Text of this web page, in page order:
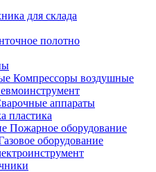
для склада
полотно
Компрессоры воздушные
аппараты
пластика
Пожарное оборудование
оборудование